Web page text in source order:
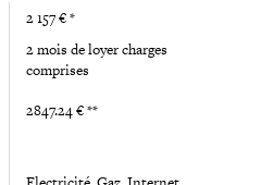
2 157 € *
2 mois de loyer charges
comprises
2847.24 € **